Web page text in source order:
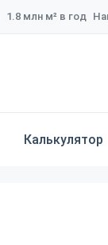
1.8 млн м² в год
Калькулятор